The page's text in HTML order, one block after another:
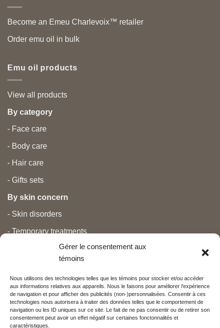
Gérer le consentement aux
témoins
Nous utilisons des technologies telles que les témoins pour stocker et/ou accéder
aux informations relatives aux appareils. Nous le faisons pour améliorer l’expérience
de navigation et pour afficher des publicités (non-)personnalisées. Consentir à ces
technologies nous autorisera à traiter des données telles que le comportement de
navigation ou les ID uniques sur ce site. Le fait de ne pas consentir ou de retirer son
consentement peut avoir un effet négatif sur certaines fonctonnalités et
caractéristiques.
Become an Emeu Charlevoix™ retailer
Order emu oil in bulk
Emu oil products
View all products
By category
- Face care
- Body care
- Hair care
- Gifts sets
By skin concern
- Skin disorders
- Temporary treatments
- Pregnancy and newborns
- Anti aging and beauty